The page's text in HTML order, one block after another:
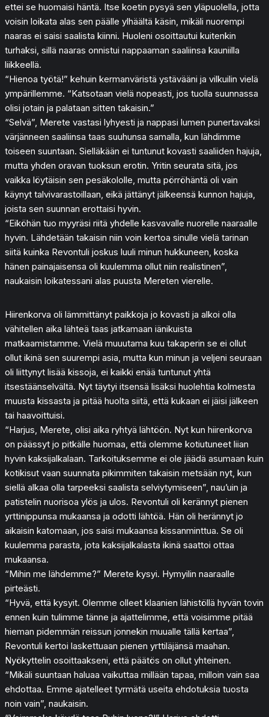
ettei se huomaisi häntä. Itse koetin pysyä sen yläpuolella, jotta
voisin loikata alas sen päälle ylhäältä käsin, mikäli nuorempi
naaras ei saisi saalista kiinni. Huoleni osoittautui kuitenkin
turhaksi, sillä naaras onnistui nappaaman saaliinsa kauniilla
liikkeellä.
“Hienoa työtä!” kehuin kermanväristä ystävääni ja vilkuilin vielä
ympärillemme. “Katsotaan vielä nopeasti, jos tuolla suunnassa
olisi jotain ja palataan sitten takaisin.”
“Selvä”, Merete vastasi lyhyesti ja nappasi lumen punertavaksi
värjänneen saaliinsa taas suuhunsa samalla, kun lähdimme
toiseen suuntaan. Sielläkään ei tuntunut kovasti saaliiden hajuja,
mutta yhden oravan tuoksun erotin. Yritin seurata sitä, jos
vaikka löytäisin sen pesäkololle, mutta pörröhäntä oli vain
käynyt talvivarastoillaan, eikä jättänyt jälkeensä kunnon hajuja,
joista sen suunnan erottaisi hyvin.
“Eiköhän tuo myyräsi riitä yhdelle kasvavalle nuorelle naaraalle
hyvin. Lähdetään takaisin niin voin kertoa sinulle vielä tarinan
siitä kuinka Revontuli joskus luuli minun hukkuneen, koska
hänen painajaisensa oli kuulemma ollut niin realistinen”,
naukaisin loikatessani alas puusta Mereten vierelle.
Hiirenkorva oli lämmittänyt paikkoja jo kovasti ja alkoi olla
vähitellen aika lähteä taas jatkamaan iänikuista
matkaamistamme. Vielä muuutama kuu takaperin se ei ollut
ollut ikinä sen suurempi asia, mutta kun minun ja veljeni seuraan
oli liittynyt lisää kissoja, ei kaikki enää tuntunut yhtä
itsestäänselvältä. Nyt täytyi itsensä lisäksi huolehtia kolmesta
muusta kissasta ja pitää huolta siitä, että kukaan ei jäisi jälkeen
tai haavoittuisi.
“Harjus, Merete, olisi aika ryhtyä lähtöön. Nyt kun hiirenkorva
on päässyt jo pitkälle huomaa, että olemme kotiutuneet liian
hyvin kaksijalkalaan. Tarkoituksemme ei ole jäädä asumaan kuin
kotikisut vaan suunnata pikimmiten takaisin metsään nyt, kun
siellä alkaa olla tarpeeksi saalista selviytymiseen”, nau’uin ja
patistelin nuorisoa ylös ja ulos. Revontuli oli kerännyt pienen
yrttinippunsa mukaansa ja odotti lähtöä. Hän oli herännyt jo
aikaisin katomaan, jos saisi mukaansa kissanminttua. Se oli
kuulemma parasta, jota kaksijalkalasta ikinä saattoi ottaa
mukaansa.
“Mihin me lähdemme?” Merete kysyi. Hymyilin naaraalle
pirteästi.
“Hyvä, että kysyit. Olemme olleet klaanien lähistöllä hyvän tovin
ennen kuin tulimme tänne ja ajattelimme, että voisimme pitää
hieman pidemmän reissun jonnekin muualle tällä kertaa”,
Revontuli kertoi laskettuaan pienen yrttiläjänsä maahan.
Nyökyttelin osoittaakseni, että päätös on ollut yhteinen.
“Mikäli suuntaan haluaa vaikuttaa millään tapaa, milloin vain saa
ehdottaa. Emme ajatelleet tyrmätä useita ehdotuksia tuosta
noin vain”, naukaisin.